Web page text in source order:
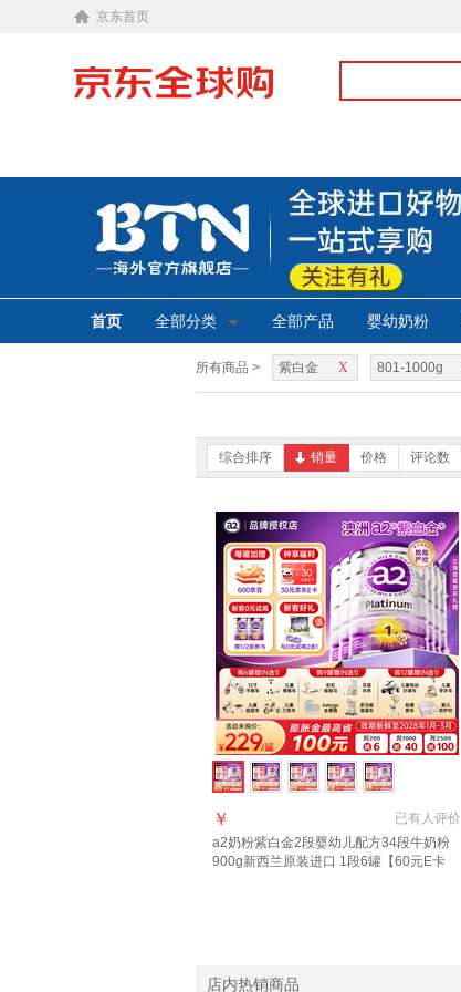
京东首页
首页 全部分类 全部产品 婴幼奶粉
所有商品 > X
紫白金 801-1000g
综合排序 销量 价格 评论数
已有人评价
￥
a2奶粉紫白金2段婴幼儿配方34段牛奶粉
900g新西兰原装进口 1段6罐【60元E卡
店内热销商品